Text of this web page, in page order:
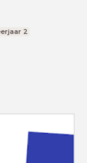
2